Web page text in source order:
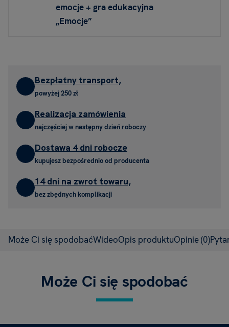
emocje + gra edukacyjna
„Emocje”
Bezpłatny transport,
powyżej 250 zł
Realizacja zamówienia
najczęściej w następny dzień roboczy
Dostawa 4 dni robocze
kupujesz bezpośrednio od producenta
14 dni na zwrot towaru,
bez zbędnych komplikacji
Może Ci się spodobaćWideoOpis produktuOpinie(0)
Może Ci się spodobać